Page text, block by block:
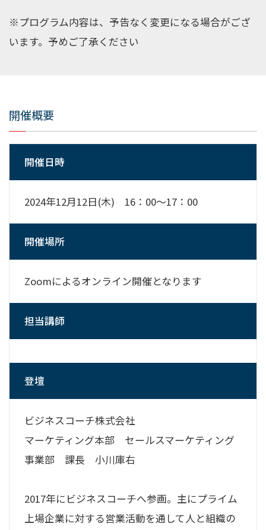
※プログラム内容は、予告なく変更になる場合がござ
います。予めご了承ください
開催概要
開催日時
2024年12月12日(木) 16 ： 00～17 ： 00
開催場所
Zoomによるオンライン開催となります
担当講師
登壇
ビジネスコーチ株式会社
マーケティング本部 セールスマーケティング
事業部 課長 小川庫右
2017年にビジネスコーチへ参画。主にプライム
上場企業に対する営業活動を通して人と組織の